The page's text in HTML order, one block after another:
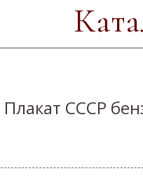
Плакат СССР